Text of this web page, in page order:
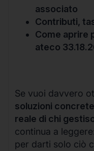
associato
Contributi,
Come aprire
ateco
Se vuoi davvero
soluzioni
reale di chi
continua a
per darti solo ciò